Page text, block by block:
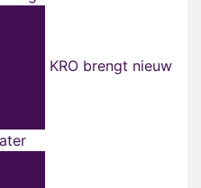
KRO brengt nieuw